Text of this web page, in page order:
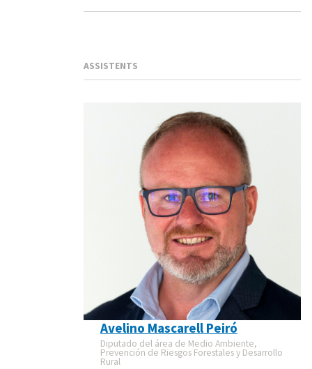
ASSISTENTS
Avelino Mascarell Peiró
Diputado del área de Medio Ambiente,
Prevención de Riesgos Forestales y Desarrollo
Rural